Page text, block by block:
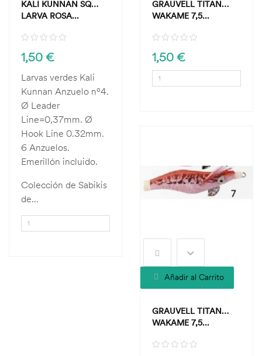
KALI KUNNAN SQ
LARVA ROSA...
1,50 €
Larvas verdes Kali
Kunnan Anzuelo nº4.
Ø Leader
Line=0,37mm. Ø
Hook Line 0.32mm.
6 Anzuelos.
Emerillón incluido.
Colección de Sabikis
de...
GRAUVELL TITAN
WAKAME 7,5...
1,50 €
Añadir al Carrito
GRAUVELL TITAN
WAKAME 7,5...